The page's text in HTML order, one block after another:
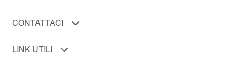
CONTATTACI
LINK UTILI